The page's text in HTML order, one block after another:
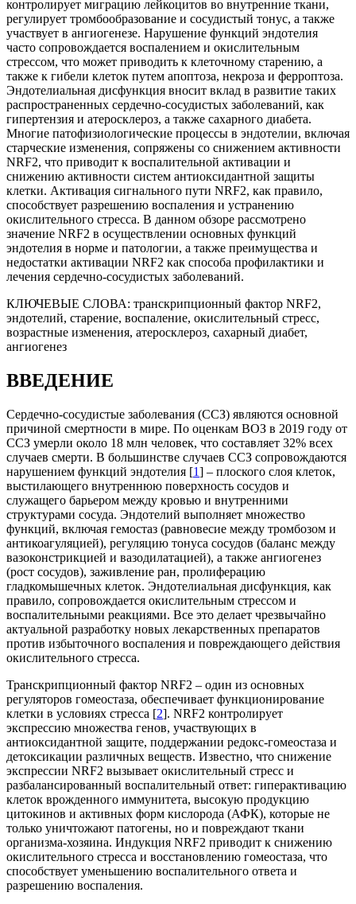
контролирует миграцию лейкоцитов во внутренние ткани,
регулирует тромбообразование и сосудистый тонус, а также
участвует в ангиогенезе. Нарушение функций эндотелия
часто сопровождается воспалением и окислительным
стрессом, что может приводить к клеточному старению, а
также к гибели клеток путем апоптоза, некроза и ферроптоза.
Эндотелиальная дисфункция вносит вклад в развитие таких
распространенных сердечно-сосудистых заболеваний, как
гипертензия и атеросклероз, а также сахарного диабета.
Многие патофизиологические процессы в эндотелии, включая
старческие изменения, сопряжены со снижением активности
NRF2, что приводит к воспалительной активации и
снижению активности систем антиоксидантной защиты
клетки. Активация сигнального пути NRF2, как правило,
способствует разрешению воспаления и устранению
окислительного стресса. В данном обзоре рассмотрено
значение NRF2 в осуществлении основных функций
эндотелия в норме и патологии, а также преимущества и
недостатки активации NRF2 как способа профилактики и
лечения сердечно-сосудистых заболеваний.
КЛЮЧЕВЫЕ СЛОВА: транскрипционный фактор NRF2,
эндотелий, старение, воспаление, окислительный стресс,
возрастные изменения, атеросклероз, сахарный диабет,
ангиогенез
ВВЕДЕНИЕ
Сердечно-сосудистые заболевания (ССЗ) являются основной
причиной смертности в мире. По оценкам ВОЗ в 2019 году от
ССЗ умерли около 18 млн человек, что составляет 32% всех
случаев смерти. В большинстве случаев ССЗ сопровождаются
нарушением функций эндотелия [1] – плоского слоя клеток,
выстилающего внутреннюю поверхность сосудов и
служащего барьером между кровью и внутренними
структурами сосуда. Эндотелий выполняет множество
функций, включая гемостаз (равновесие между тромбозом и
антикоагуляцией), регуляцию тонуса сосудов (баланс между
вазоконстрикцией и вазодилатацией), а также ангиогенез
(рост сосудов), заживление ран, пролиферацию
гладкомышечных клеток. Эндотелиальная дисфункция, как
правило, сопровождается окислительным стрессом и
воспалительными реакциями. Все это делает чрезвычайно
актуальной разработку новых лекарственных препаратов
против избыточного воспаления и повреждающего действия
окислительного стресса.
Транскрипционный фактор NRF2 – один из основных
регуляторов гомеостаза, обеспечивает функционирование
клетки в условиях стресса [2]. NRF2 контролирует
экспрессию множества генов, участвующих в
антиоксидантной защите, поддержании редокс-гомеостаза и
детоксикации различных веществ. Известно, что снижение
экспрессии NRF2 вызывает окислительный стресс и
разбалансированный воспалительный ответ: гиперактивацию
клеток врожденного иммунитета, высокую продукцию
цитокинов и активных форм кислорода (АФК), которые не
только уничтожают патогены, но и повреждают ткани
организма-хозяина. Индукция NRF2 приводит к снижению
окислительного стресса и восстановлению гомеостаза, что
способствует уменьшению воспалительного ответа и
разрешению воспаления.